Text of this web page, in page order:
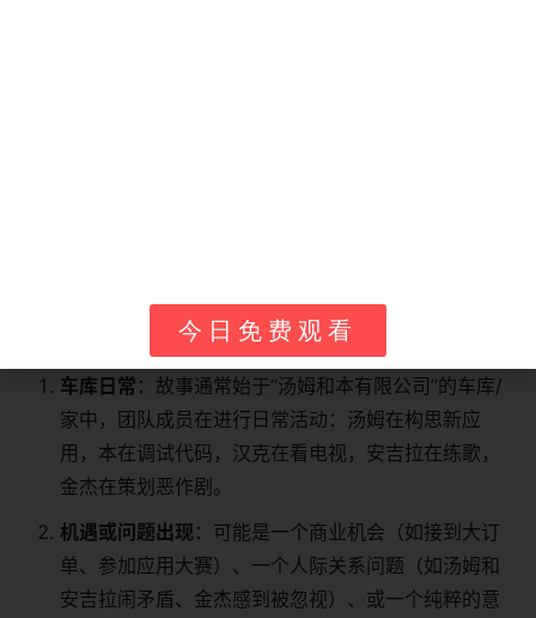
作为一部动画情景喜剧，每一集都是一个相对独立的故
事，围绕团队遇到的某个具体问题或挑战展开。
车库日常 ：故事通常始于“汤姆和本有限公司”的车库/
家中，团队成员在进行日常活动：汤姆在构思新应
用，本在调试代码，汉克在看电视，安吉拉在练歌，
金杰在策划恶作剧。
机遇或问题出现 ：可能是一个商业机会（如接到大订
单、参加应用大赛）、一个人际关系问题（如汤姆和
安吉拉闹矛盾、金杰感到被忽视）、或一个纯粹的意
今日免费观看